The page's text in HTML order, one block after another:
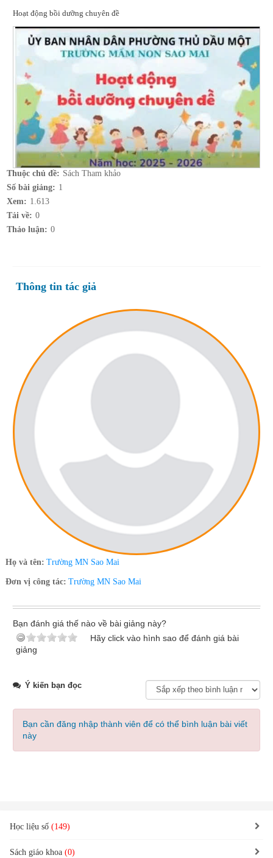
Hoạt động bồi dưỡng chuyên đề
Thuộc chủ đề: Sách Tham khảo
Số bài giảng: 1
Xem: 1.613
Tải về: 0
Thảo luận: 0
Thông tin tác giả
Họ và tên: Trường MN Sao Mai
Đơn vị công tác: Trường MN Sao Mai
Bạn đánh giá thế nào về bài giảng này?
Hãy click vào hình sao để đánh giá bài
giảng
Ý kiến bạn đọc
Bạn cần đăng nhập thành viên để có thể bình luận bài viết
này
Học liệu số (149)
Sách giáo khoa (0)